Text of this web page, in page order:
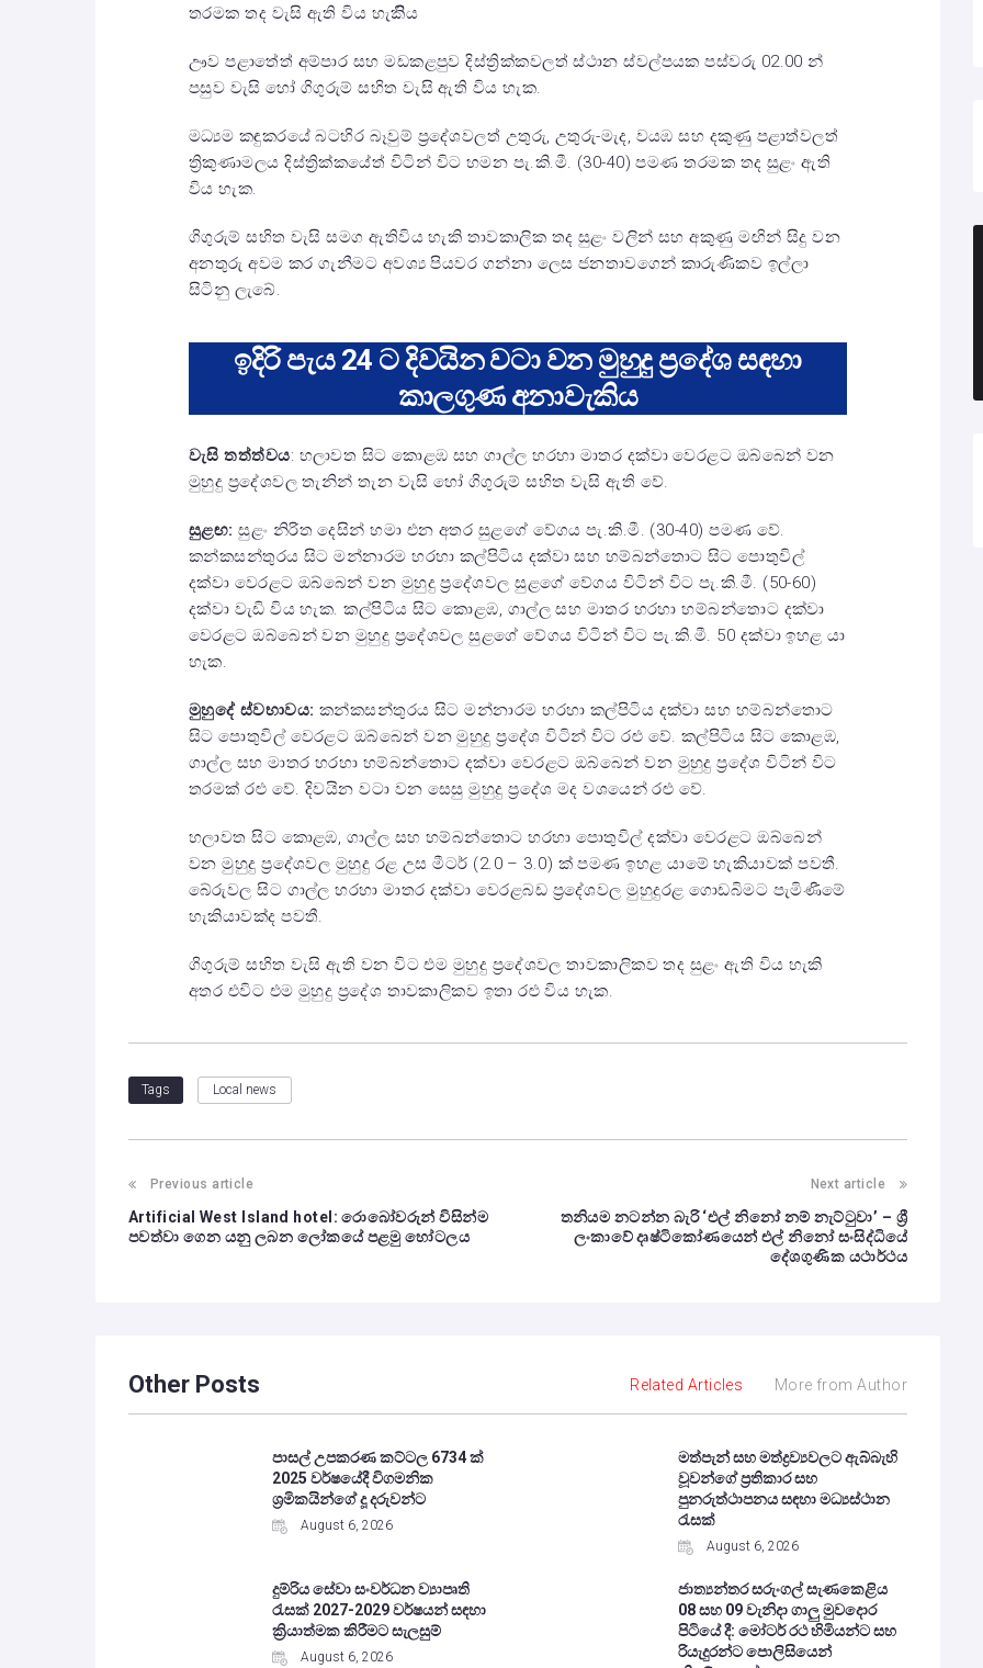
තරමක තද වැසි ඇති විය හැකිිය
ඌව පළාතේත් අම්පාර සහ මඩකළපුව දිස්ත්‍රික්කවලත් ස්ථාන ස්වල්පයක පස්වරු 02.00 න්
පසුව වැසි හෝ ගිගුරුම් සහිත වැසි ඇති විය හැක.
මධ්‍යම කඳුකරයේ බටහිර බෑවුම් ප්‍රදේශවලත් උතුරු, උතුරු-මැද, වයඹ සහ දකුණු පළාත්වලත්
ත්‍රිකුණාමලය දිස්ත්‍රික්කයේත් විටින් විට හමන පැ.කි.මී. (30-40) පමණ තරමක තද සුළං ඇති
විය හැක.
ගිගුරුම් සහිත වැසි සමග ඇතිවිය හැකි තාවකාලික තද සුළං වලින් සහ අකුණු මඟින් සිදු වන
අනතුරු අවම කර ගැනීමට අවශ්‍ය පියවර ගන්නා ලෙස ජනතාවගෙන් කාරුණිකව ඉල්ලා
සිටිනු ලැබේ.
ඉදිරි පැය 24 ට දිවයින වටා වන මුහුදු ප්‍රදේශ සඳහා
කාලගුණ අනාවැකිය
වැසි තත්ත්වය: හලාවත සිට කොළඹ සහ ගාල්ල හරහා මාතර දක්වා වෙරළට ඔබ්බෙන් වන
මුහුදු ප්‍රදේශවල තැනින් තැන වැසි හෝ ගිගුරුම් සහිත වැසි ඇති වේ.
සුළඟ: සුළං නිරිත දෙසින් හමා එන අතර සුළගේ වේගය පැ.කි.මී. (30-40) පමණ වේ.
කන්කසන්තුරය සිට මන්නාරම හරහා කල්පිටිය දක්වා සහ හම්බන්තොට සිට පොතුවිල්
දක්වා වෙරළට ඔබ්බෙන් වන මුහුදු ප්‍රදේශවල සුළගේ වේගය විටින් විට පැ.කි.මී. (50-60)
දක්වා වැඩි විය හැක. කල්පිටිය සිට කොළඹ, ගාල්ල සහ මාතර හරහා හම්බන්තොට දක්වා
වෙරළට ඔබ්බෙන් වන මුහුදු ප්‍රදේශවල සුළගේ වේගය විටින් විට පැ.කි.මී. 50 දක්වා ඉහළ යා
හැක.
මුහුදේ ස්වභාවය: කන්කසන්තුරය සිට මන්නාරම හරහා කල්පිටිය දක්වා සහ හම්බන්තොට
සිට පොතුවිල් වෙරළට ඔබ්බෙන් වන මුහුදු ප්‍රදේශ විටින් විට රළු වේ. කල්පිටිය සිට කොළඹ,
ගාල්ල සහ මාතර හරහා හම්බන්තොට දක්වා වෙරළට ඔබ්බෙන් වන මුහුදු ප්‍රදේශ විටින් විට
තරමක් රළු වේ. දිවයින වටා වන සෙසු මුහුදු ප්‍රදේශ මද වශයෙන් රළු වේ.
හලාවත සිට කොළඹ, ගාල්ල සහ හම්බන්තොට හරහා පොතුවිල් දක්වා වෙරළට ඔබ්බෙන්
වන මුහුදු ප්‍රදේශවල මුහුදු රළ උස මීටර් (2.0 – 3.0) ක් පමණ ඉහළ යාමේ හැකියාවක් පවතී.
බේරුවල සිට ගාල්ල හරහා මාතර දක්වා වෙරළබඩ ප්‍රදේශවල මුහුදුරළ ගොඩබිමට පැමිණීමේ
හැකියාවක්ද පවතී.
ගිගුරුම් සහිත වැසි ඇති වන විට එම මුහුදු ප්‍රදේශවල තාවකාලිකව තද සුළං ඇති විය හැකි
අතර එවිට එම මුහුදු ප්‍රදේශ තාවකාලිකව ඉතා රළු විය හැක.
Tags Local news
Previous article
Artificial West Island hotel: රොබෝවරුන් විසින්ම
පවත්වා ගෙන යනු ලබන ලෝකයේ පළමු හෝටලය
Next article
තනියම නටන්න බැරි ‘එල් නිනෝ නම් නැට්ටුවා’ – ශ්‍රී
ලංකාවේ දෘෂ්ටිකෝණයෙන් එල් නිනෝ සංසිද්ධියේ
දේශගුණික යථාර්ථය
Other Posts Related Articles More from Author
පාසල් උපකරණ කට්ටල 6734 ක්
2025 වර්ෂයේදී විගමනික
ශ්‍රමිකයින්ගේ දූ දරුවන්ට
August 6, 2026
මත්පැන් සහ මත්ද්‍රව්‍යවලට ඇබ්බැහි
වූවන්ගේ ප්‍රතිකාර සහ
පුනරුත්ථාපනය සඳහා මධ්‍යස්ථාන
රැසක්
August 6, 2026
දුම්රිය සේවා සංවර්ධන ව්‍යාපෘති
රැසක් 2027-2029 වර්ෂයන් සඳහා
ක්‍රියාත්මක කිරීමට සැලසුම්
August 6, 2026
ජාත්‍යන්තර සරුංගල් සැණකෙළිය
08 සහ 09 වැනිදා ගාලු මුවදොර
පිටියේ දී: මෝටර් රථ හිමියන්ට සහ
රියැදුරන්ට පොලිසියෙන්